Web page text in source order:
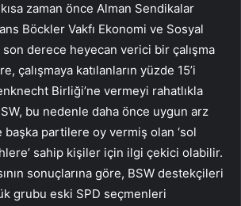
zaman önce Alman Sendikalar
Böckler Vakfı Ekonomi ve Sosyal
derece heyecan verici bir çalışma
çalışmaya katılanların yüzde 15’i
Birliği’ne vermeyi rahatlıkla
bu nedenle daha önce uygun arz
partilere oy vermiş olan ‘sol
sahip kişiler için ilgi çekici olabilir.
sonuçlarına göre, BSW destekçileri
grubu eski SPD seçmenleri